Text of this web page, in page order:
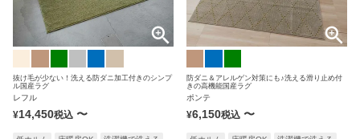
ホットカーペット・床暖房対応
カラー
抜け毛が少ない！洗える防ダニ加工付きのシンプ
ル国産ラグ
レフル
¥14,450税込 〜
防ダニ＆アレルゲン対策にも♪洗える滑り止め付
きの高機能国産ラグ
ポンテ
¥6,150税込 〜